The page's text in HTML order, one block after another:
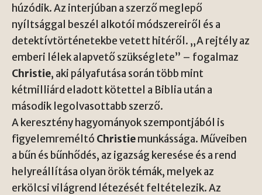
húzódik. Az interjúban a szerző meglepő
nyíltsággal beszél alkotói módszereiről és a
detektívtörténetekbe vetett hitéről. „A rejtély az
emberi lélek alapvető szükséglete” – fogalmaz
Christie, aki pályafutása során több mint
kétmilliárd eladott kötettel a Biblia után a
második legolvasottabb szerző.
A keresztény hagyományok szempontjából is
figyelemreméltó Christiemunkássága. Műveiben
a bűn és bűnhődés, az igazság keresése és a rend
helyreállítása olyan örök témák, melyek az
erkölcsi világrend létezését feltételezik. Az